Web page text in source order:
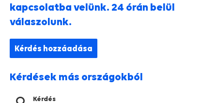
kapcsolatba velünk. 24 órán belül
válaszolunk.
Kérdés hozzáadása
Kérdések más országokból
Kérdés